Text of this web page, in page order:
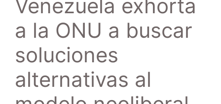
Venezuela exhorta
a la ONU a buscar
soluciones
alternativas al